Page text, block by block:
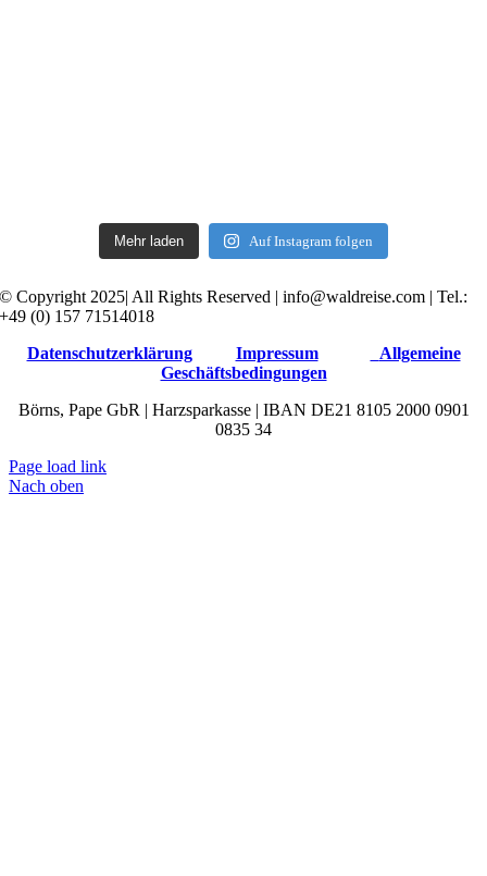
Mehr laden Auf Instagram folgen
© Copyright 2025| All Rights Reserved | info@waldreise.com | Tel.:
+49 (0) 157 71514018
Datenschutzerklärung
Impressum
Allgemeine
Geschäftsbedingungen
Börns, Pape GbR | Harzsparkasse | IBAN DE21 8105 2000 0901
0835 34
Page load link
Nach oben